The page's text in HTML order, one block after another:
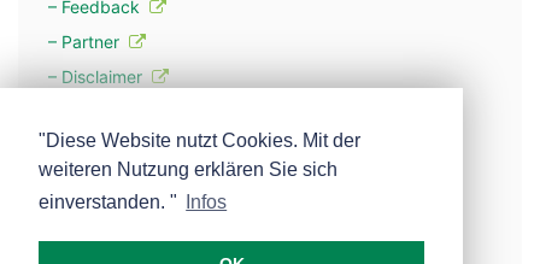
– Feedback
– Partner
– Disclaimer
– Werbung
– Mehr über unsere Experten
"Diese Website nutzt Cookies. Mit der
weiteren Nutzung erklären Sie sich
einverstanden. "
Infos